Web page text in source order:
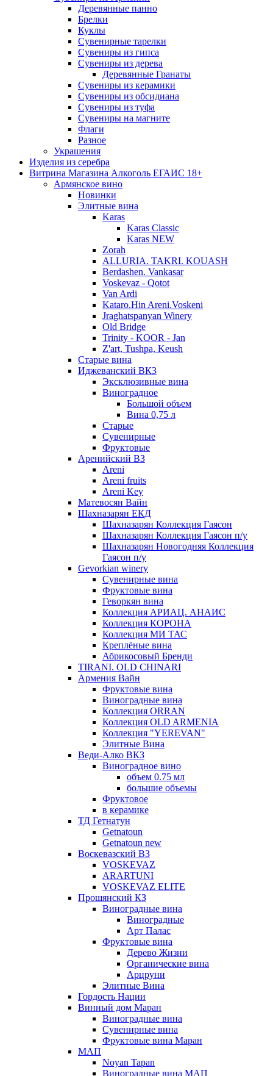
Деревянные панно
Брелки
Куклы
Сувенирные тарелки
Сувениры из гипса
Сувениры из дерева
Деревянные Гранаты
Сувениры из керамики
Сувениры из обсидиана
Сувениры из туфа
Сувениры на магните
Флаги
Разное
Украшения
Изделия из серебра
Витрина Магазина Алкоголь ЕГАИС 18+
Армянское вино
Новинки
Элитные вина
Karas
Karas Classic
Karas NEW
Zorah
ALLURIA. TAKRI. KOUASH
Berdashen. Vankasar
Voskevaz - Qotot
Van Ardi
Kataro.Hin Areni.Voskeni
Jraghatspanyan Winery
Old Bridge
Trinity - KOOR - Jan
Z'art, Tushpa, Keush
Старые вина
Иджеванский ВК3
Эксклюзивные вина
Виноградное
Большой объем
Вина 0,75 л
Старые
Сувенирные
Фруктовые
Аренийский ВЗ
Areni
Areni fruits
Areni Key
Матевосян Вайн
Шахназарян ЕКД
Шахназарян Коллекция Гаясон
Шахназарян Коллекция Гаясон п/у
Шахназарян Новогодняя Коллекция
Гаясон п/у
Gevorkian winery
Сувенирные вина
Фруктовые вина
Геворкян вина
Коллекция АРИАЦ. АНАИС
Коллекция КОРОНА
Коллекция МИ ТАС
Креплёные вина
Абрикосовый Бренди
TIRANI. OLD CHINARI
Армения Вайн
Фруктовые вина
Виноградные вина
Коллекция ORRAN
Коллекция OLD ARMENIA
Коллекция "YEREVAN"
Элитные Вина
Веди-Алко ВКЗ
Виноградное вино
объем 0.75 мл
большие объемы
Фруктовое
в керамике
ТД Гетнатун
Getnatoun
Getnatoun new
Воскевазский ВЗ
VOSKEVAZ
ARARTUNI
VOSKEVAZ ELITE
Прошянский КЗ
Виноградные вина
Виноградные
Арт Палас
Фруктовые вина
Дерево Жизни
Органические вина
Арцруни
Элитные Вина
Гордость Нации
Винный дом Маран
Виноградные вина
Сувенирные вина
Фруктовые вина Маран
МАП
Noyan Tapan
Виноградные вина МАП